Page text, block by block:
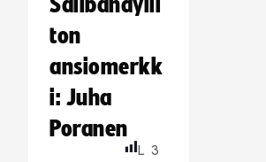
Salibandylii
ton
ansiomerkk
i: Juha
Poranen
L 3